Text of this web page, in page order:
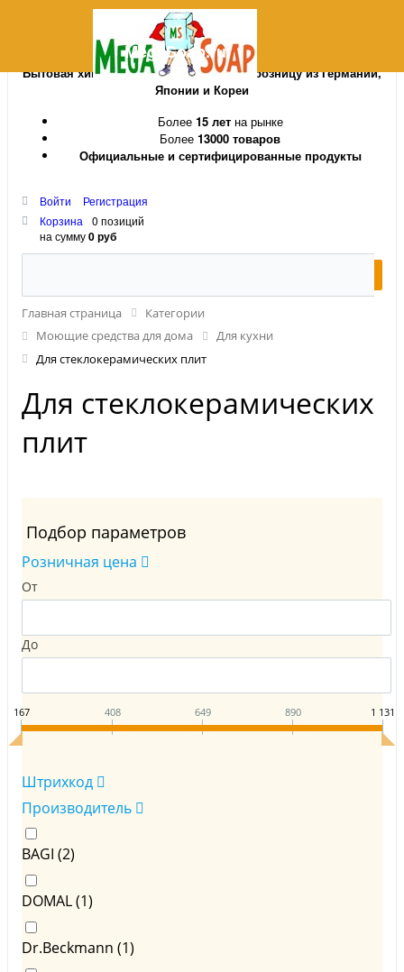
MegaSoap.ru
Бытовая химия и косметика оптом и в розницу из Германии,
Японии и Кореи
Более 15 летна рынке
Более 13000 товаров
Официальные и сертифицированные продукты
Войти
Регистрация
Корзина
0 позиций
на сумму0 руб
Главная страница
Категории
Моющие средства для дома
Для кухни
Для стеклокерамических плит
Для стеклокерамических
плит
Подбор параметров
Розничная цена
От
До
167 408 649 890 1 131
Штрихкод
Производитель
BAGI (2)
DOMAL (1)
Dr.Beckmann (1)